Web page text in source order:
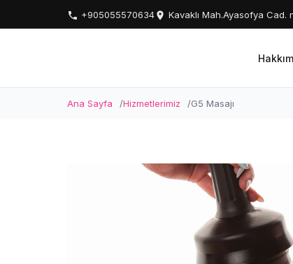
+905055570634 Kavaklı Mah.Ayasofya Cad.
Ana Sayfa Hizmetlerimiz G5 Masajı